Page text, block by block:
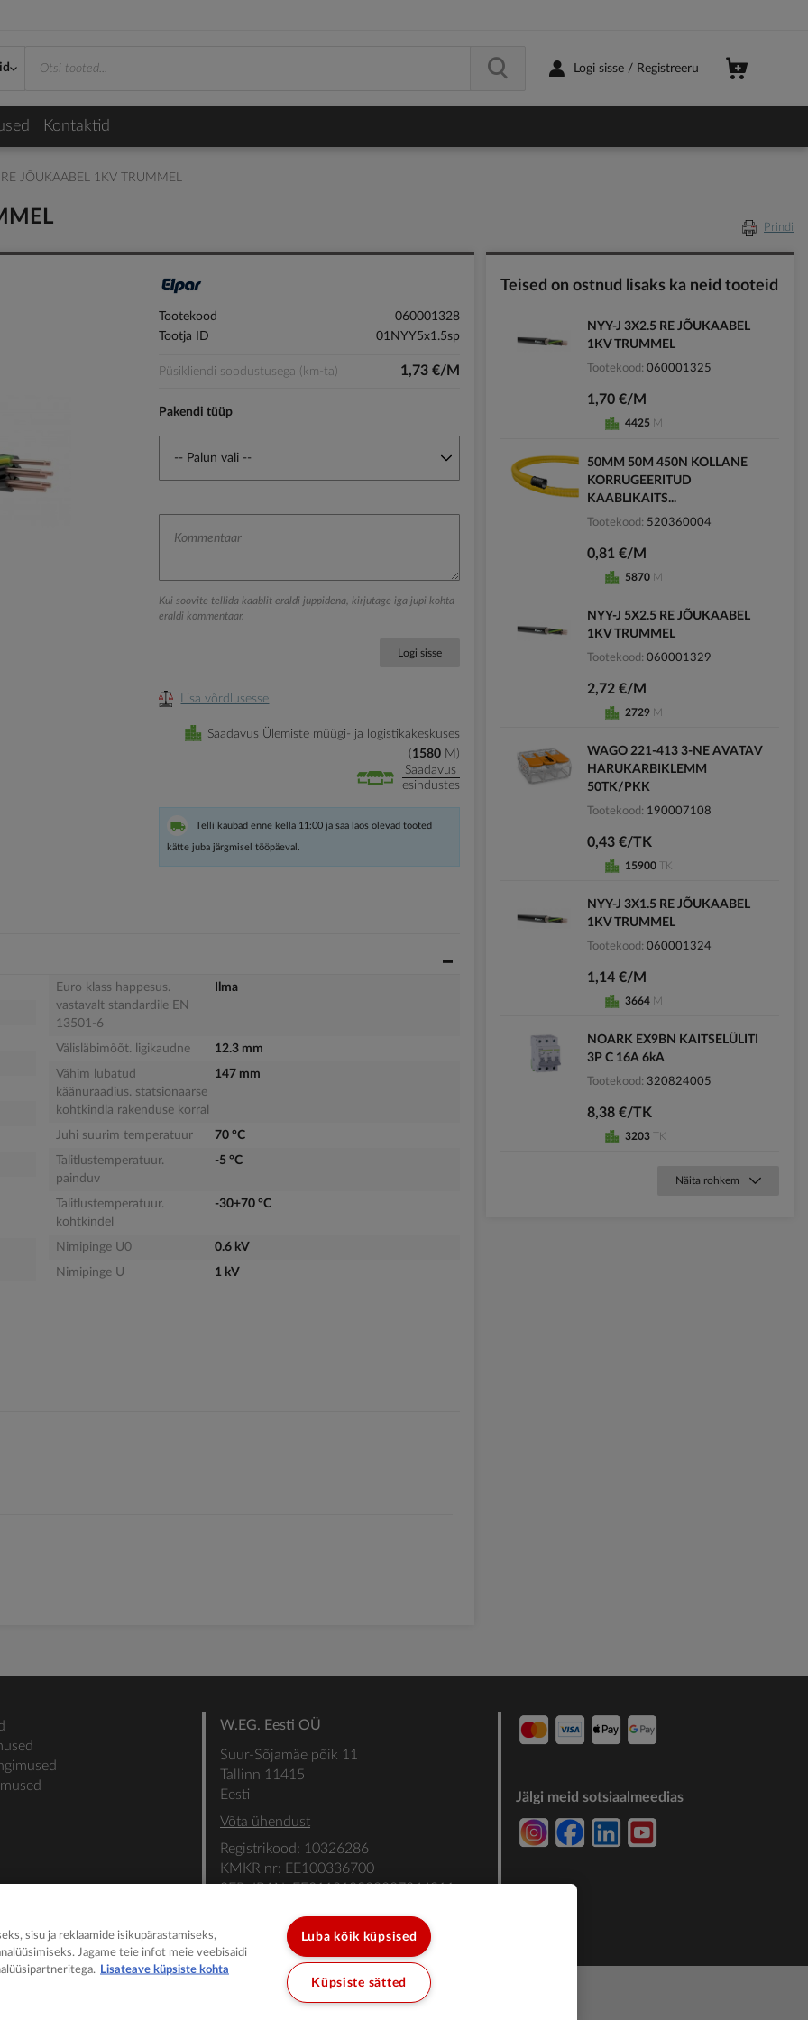
Logi sisse / Registreeru
Kontaktid
JÕUKAABEL 1KV TRUMMEL
Prindi
Tootekood
060001328
Tootja ID
01NYY5x1.5sp
Püsikliendi soodustusega (km-ta) 1,73 €/M
Pakendi tüüp
Kui soovite tellida kaablit eraldi juppidena, kirjutage iga jupi kohta
eraldi kommentaar.
Logi sisse
Lisa võrdlusesse
Saadavus Ülemiste müügi- ja logistikakeskuses
1580 M
Saadavus
esindustes
Telli kaubad enne kella 11:00 ja saa laos olevad tooted
kätte juba järgmisel tööpäeval.
Euro klass happesus.
vastavalt standardile EN
13501-6
Ilma
Välisläbimõõt. ligikaudne
12.3 mm
Vähim lubatud
käänuraadius. statsionaarse
kohtkindla rakenduse korral
147 mm
Juhi suurim temperatuur
70 °C
Talitlustemperatuur.
painduv
-5 °C
Talitlustemperatuur.
kohtkindel
-30+70 °C
Nimipinge U0
0.6 kV
Nimipinge U
1 kV
Teised on ostnud lisaks ka neid tooteid
NYY-J 3X2.5 RE JÕUKAABEL
1KV TRUMMEL
Tootekood 060001325
1,70 €/M
4425 M
50MM 50M 450N KOLLANE
KORRUGEERITUD
KAABLIKAITS...
Tootekood 520360004
0,81 €/M
5870 M
NYY-J 5X2.5 RE JÕUKAABEL
1KV TRUMMEL
Tootekood 060001329
2,72 €/M
2729 M
WAGO 221-413 3-NE AVATAV
HARUKARBIKLEMM
50TK/PKK
Tootekood 190007108
0,43 €/TK
15900 TK
NYY-J 3X1.5 RE JÕUKAABEL
1KV TRUMMEL
Tootekood 060001324
1,14 €/M
3664 M
NOARK EX9BN KAITSELÜLITI
3P C 16A 6kA
Tootekood 320824005
8,38 €/TK
3203 TK
Näita rohkem
W.EG. Eesti OÜ
Suur-Sõjamäe põik 11
Tallinn 11415
Eesti
Võta ühendust
Registrikood: 10326286
KMKR nr: EE100336700
SEB: IBAN: EE311010220007244011
Jälgi meid sotsiaalmeedias
sisu ja reklaamide isikupärastamiseks,
Jagame teie infot meie veebisaidi
Lisateave küpsiste kohta
Luba kõik küpsised
Küpsiste sätted